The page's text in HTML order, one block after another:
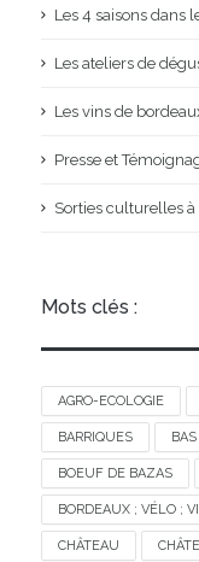
Les 4 saisons dans
Les ateliers de
Les vins de
Presse et
Sorties culturelles
Mots clés :
AGRO-ECOLOGIE
BARRIQUES
BOEUF DE BAZAS
BORDEAUX ; VÉLO ;
CHÂTEAU